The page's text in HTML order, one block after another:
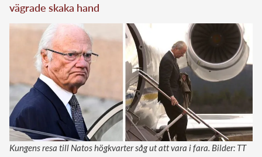
vägrade skaka hand
Kungens resa till Natos högkvarter såg ut att vara i fara. Bilder: TT